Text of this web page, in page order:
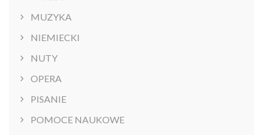
MUZYKA
NIEMIECKI
NUTY
OPERA
PISANIE
POMOCE NAUKOWE